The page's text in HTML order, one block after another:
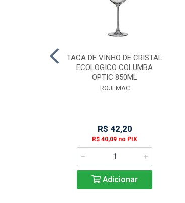
TACA DE VINHO DE CRISTAL
ECOLOGICO COLUMBA
OPTIC 850ML
ROJEMAC
R$ 42,20
R$ 40,09 no PIX
Adicionar